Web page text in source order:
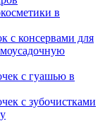
в
с консервами для
с гуашью в
с зубочистками